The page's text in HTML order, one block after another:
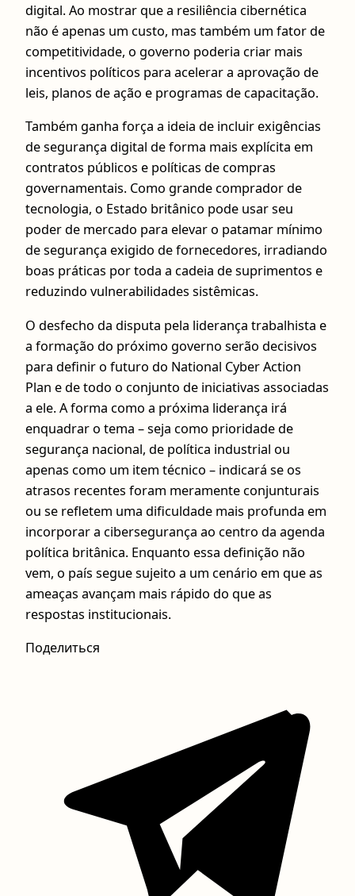
digital. Ao mostrar que a resiliência cibernética
não é apenas um custo, mas também um fator de
competitividade, o governo poderia criar mais
incentivos políticos para acelerar a aprovação de
leis, planos de ação e programas de capacitação.
Também ganha força a ideia de incluir exigências
de segurança digital de forma mais explícita em
contratos públicos e políticas de compras
governamentais. Como grande comprador de
tecnologia, o Estado britânico pode usar seu
poder de mercado para elevar o patamar mínimo
de segurança exigido de fornecedores, irradiando
boas práticas por toda a cadeia de suprimentos e
reduzindo vulnerabilidades sistêmicas.
O desfecho da disputa pela liderança trabalhista e
a formação do próximo governo serão decisivos
para definir o futuro do National Cyber Action
Plan e de todo o conjunto de iniciativas associadas
a ele. A forma como a próxima liderança irá
enquadrar o tema – seja como prioridade de
segurança nacional, de política industrial ou
apenas como um item técnico – indicará se os
atrasos recentes foram meramente conjunturais
ou se refletem uma dificuldade mais profunda em
incorporar a cibersegurança ao centro da agenda
política britânica. Enquanto essa definição não
vem, o país segue sujeito a um cenário em que as
ameaças avançam mais rápido do que as
respostas institucionais.
Поделиться